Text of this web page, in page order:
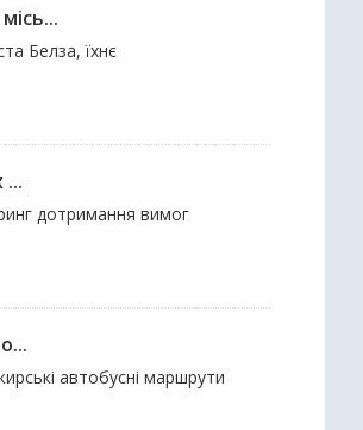
Белза, їхнє
...
дотримання вимог
автобусні маршрути